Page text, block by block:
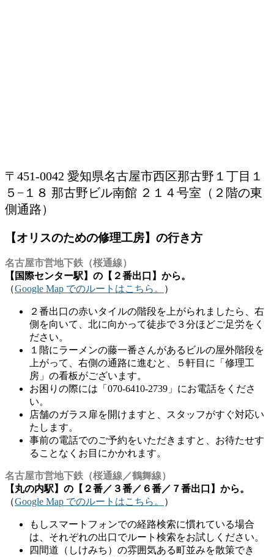
〒451-0042 愛知県名古屋市西区那古野１丁目１
５−１８ 那古野ビル南館 ２１４号室（２階の東
側通路）
【オリスのための修理工房】の行き方
名古屋市営地下鉄（桜通線）
【国際センター駅】の【２番出口】から。
（Google Map でのルートはこちら。 ）
２番出口の赤いタイルの階段を上がられましたら、右
側を向いて、北に向かって徒歩で３分ほどご足労をく
ださい。
１階にラーメンの藤一番さんがあるビルの屋外階段を
上がって、右側の通路に進むと、５軒目に「修理工
房」の看板がございます。
お困りの際には「070-6410-2739」にお電話をくださ
い。
店舗のガラス扉を開けますと、スタッフがすぐ対応い
たします。
事前の電話でのご予約をいただきますと、お待たせす
ることなくお目にかかれます。
名古屋市営地下鉄（桜通線／鶴舞線）
【丸の内駅】の【２番／３番／６番／７番出口】から。
（Google Map でのルートはこちら。 ）
もしスマートフォンでの経路検索に慣れている場合
は、それぞれの出口でルート検索をお試しください。
四間道（しけみち）の雰囲気ある町並みを散策でき